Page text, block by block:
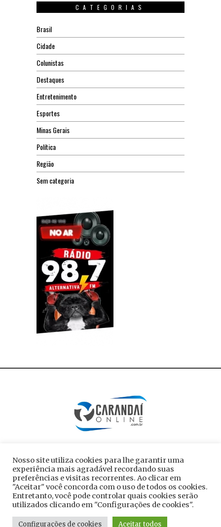
CATEGORIAS
Brasil
Cidade
Colunistas
Destaques
Entretenimento
Esportes
Minas Gerais
Política
Região
Sem categoria
Todos os direitos reservados ao site
Nosso site utiliza cookies para lhe garantir uma
experiência mais agradável recordando suas
preferências e visitas recorrentes. Ao clicar em
"Aceitar" você concorda com o uso de todos os cookies.
Entretanto, você pode controlar quais cookies serão
utilizados clicando em "Configurações de cookies".
Configurações de cookies Aceitar todos